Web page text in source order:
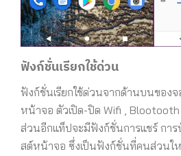
ฟังก์ชั่นเรียกใช้ด่วน
ฟังก์ชั่นเรียกใช้ด่วนจากด้านบนของ
หน้าจอ ตัวเปิด-ปิด Wifi , Blootooth
ส่วนอีกแท็ปจะมีฟังก์ชั่นการแชร์ กา
สต์หน้าจอ ซึ่งเป็นฟังก์ชั่นที่คนส่วนใ